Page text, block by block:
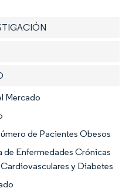
Mercado
de Pacientes Obesos
de Enfermedades Crónicas
y Diabetes